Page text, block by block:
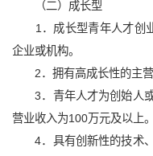
（二）成长型
1．成长型青年人才创业
企业或机构。
2．拥有高成长性的主营
3．青年人才为创始人或
营业收入为100万元及以上。
4．具有创新性的技术、